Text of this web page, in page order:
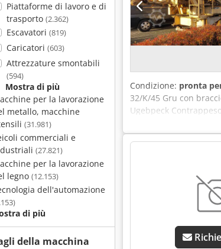
Piattaforme di lavoro e di
trasporto (2.362)
Escavatori (819)
Caricatori (603)
Attrezzature smontabili
(594)
Mostra di più
per la lavorazione
metallo, macchine
(31.981)
commerciali e
(27.821)
per la lavorazione
legno (12.153)
dell'automazione
di più
della macchina
Condizione: pronta
32/K/45 Gru con
Ugebpeck
pompa idraulica, le
manuale d’uso